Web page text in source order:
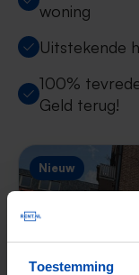
Toestemming
woning
Uitstekende
100%
Geld terug!
Nieuw